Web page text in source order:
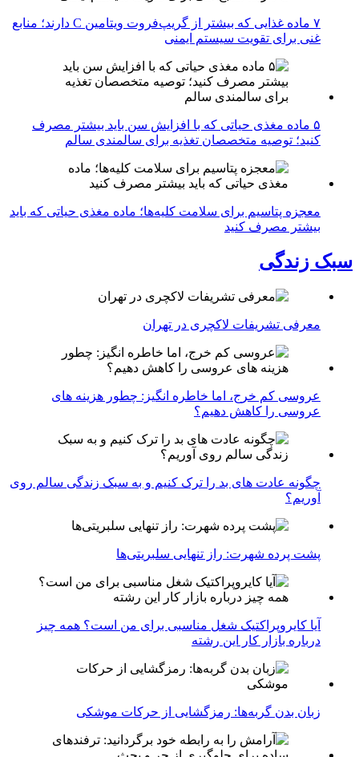
۷ ماده غذایی که بیشتر از گریپ‌فروت ویتامین C دارند؛ منابع
غنی برای تقویت سیستم ایمنی
۵ ماده مغذی حیاتی که با افزایش سن باید بیشتر مصرف
کنید؛ توصیه متخصصان تغذیه برای سالمندی سالم
معجزه پتاسیم برای سلامت کلیه‌ها؛ ماده مغذی حیاتی که باید
بیشتر مصرف کنید
سبک زندگی
معرفی تشریفات لاکچری در تهران
عروسی کم خرج، اما خاطره انگیز: چطور هزینه های
عروسی را کاهش دهیم؟
چگونه عادت‌ های بد را ترک کنیم و به سبک زندگی سالم روی
آوریم؟
پشت پرده شهرت: راز تنهایی سلبریتی‌ها
آیا کایروپراکتیک شغل مناسبی برای من است؟ همه چیز
درباره بازار کار این رشته
زبان بدن گربه‌ها: رمزگشایی از حرکات موشکی